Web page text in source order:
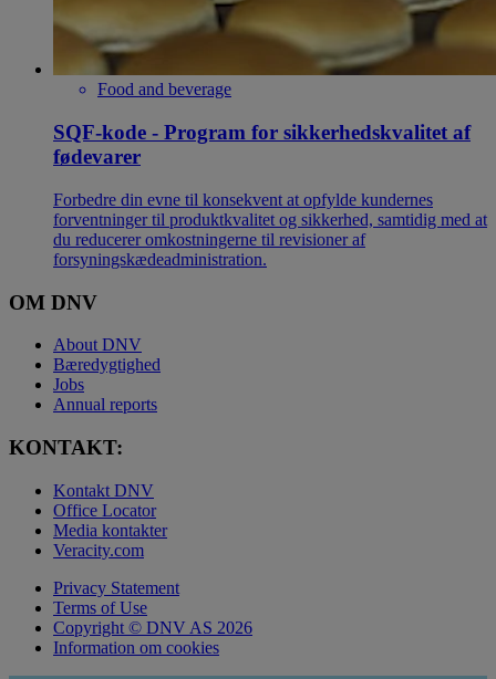
Food and beverage
SQF-kode - Program for sikkerhedskvalitet af
fødevarer
Forbedre din evne til konsekvent at opfylde kundernes
forventninger til produktkvalitet og sikkerhed, samtidig med at
du reducerer omkostningerne til revisioner af
forsyningskædeadministration.
OM DNV
About DNV
Bæredygtighed
Jobs
Annual reports
KONTAKT:
Kontakt DNV
Office Locator
Media kontakter
Veracity.com
Privacy Statement
Terms of Use
Copyright © DNV AS 2026
Information om cookies